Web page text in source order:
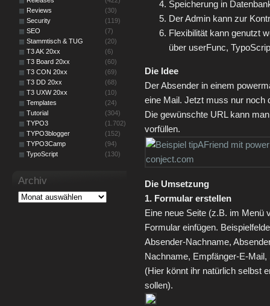
Speicherung in
Der Admin kann zur
Flexibilität kann genutzt
über userFunc,
Die Idee
Der Absender in einem
eine Mail. Jetzt muss nur noch
Die gewünschte URL kann
vorfüllen.
Die Umsetzung
1. Formular erstellen
Eine neue Seite (z.B. im Menü
Formular einfügen.
Absender-Nachname,
Nachname, Empfänger-E-
(Hier könnt ihr natürlich selbst
sollen).
Reviews
(30)
Security
(119)
SEO
(7)
Stammtisch & TUG
(20)
T3 AK 20xx
(6)
T3 Board 20xx
(60)
T3 CON 20xx
(69)
T3 DD 20xx
(68)
T3 UXW 20xx
(10)
Templates
(24)
Tutorial
(304)
TYPO3
(1.702)
TYPO3blogger
(152)
TYPO3Camp
(94)
TypoScript
(130)
Archiv